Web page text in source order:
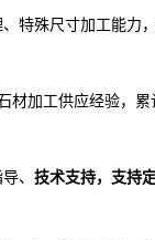
特殊尺寸加工能力
材加工供应经验，
、 技术支持，支持